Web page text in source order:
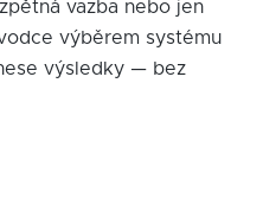
vazba nebo jen
výběrem systému
výsledky — bez